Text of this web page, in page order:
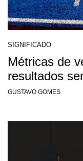
SIGNIFICADO
Métricas de
resultados
GUSTAVO GOMES